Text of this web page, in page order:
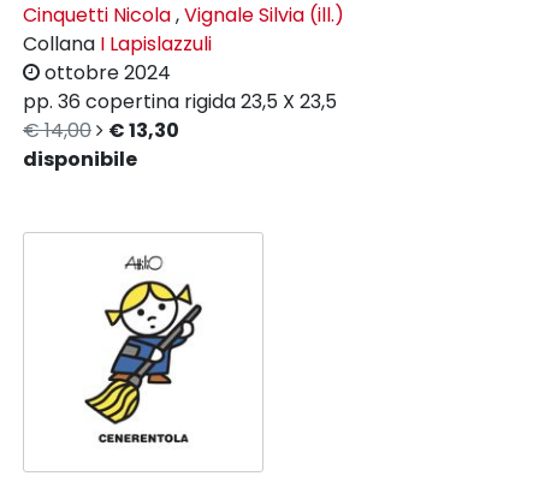
Cinquetti Nicola,Vignale Silvia (ill.)
Collana I Lapislazzuli
ottobre 2024
pp. 36 copertina rigida23,5 X 23,5
€ 14,00
€ 13,30
disponibile